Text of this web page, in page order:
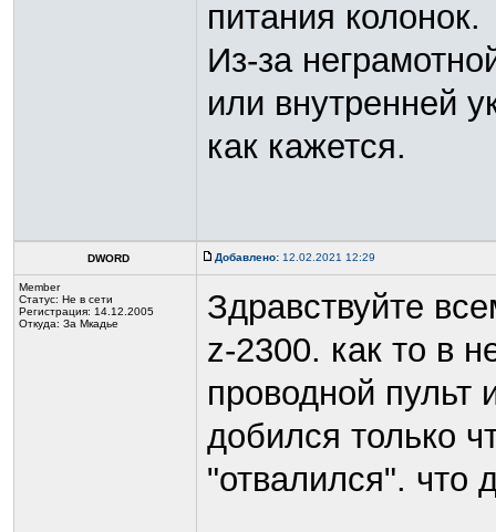
питания колонок.
Из-за
или внутренней
как кажется.
DWORD Добавлено: 12.02.2021 12:29
Member
Статус: Не в сети
Регистрация: 14.12.2005
Откуда: За Мкадье
Здравствуйте
z-2300. как то в
проводной пульт
добился только
"отвалился". что